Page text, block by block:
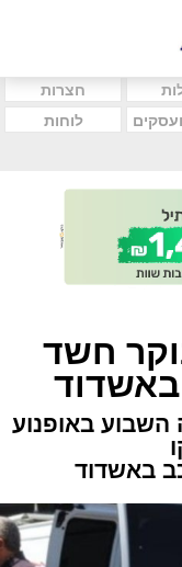
חצרות
לוחות
חשד
באופנוע
באשדוד